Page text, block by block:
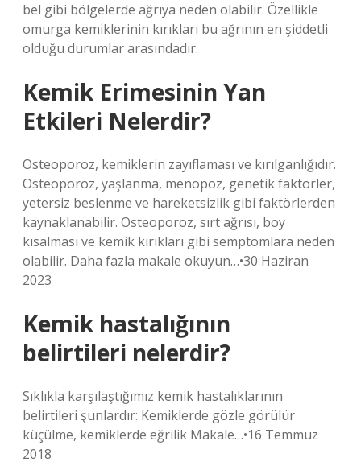
bel gibi bölgelerde ağrıya neden olabilir. Özellikle
omurga kemiklerinin kırıkları bu ağrının en şiddetli
olduğu durumlar arasındadır.
Kemik Erimesinin Yan
Etkileri Nelerdir?
Osteoporoz, kemiklerin zayıflaması ve kırılganlığıdır.
Osteoporoz, yaşlanma, menopoz, genetik faktörler,
yetersiz beslenme ve hareketsizlik gibi faktörlerden
kaynaklanabilir. Osteoporoz, sırt ağrısı, boy
kısalması ve kemik kırıkları gibi semptomlara neden
olabilir. Daha fazla makale okuyun…•30 Haziran
2023
Kemik hastalığının
belirtileri nelerdir?
Sıklıkla karşılaştığımız kemik hastalıklarının
belirtileri şunlardır: Kemiklerde gözle görülür
küçülme, kemiklerde eğrilik Makale…•16 Temmuz
2018